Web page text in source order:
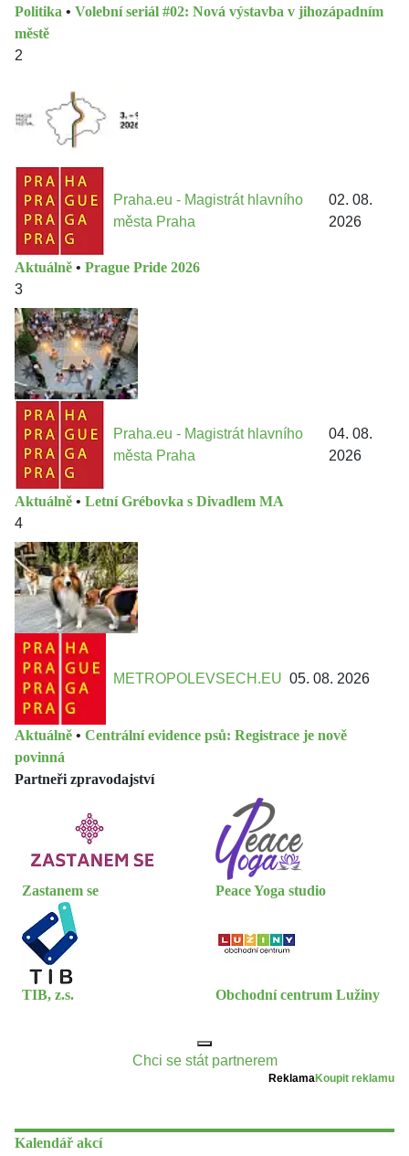
Politika • Volební seriál #02: Nová výstavba v jihozápadním
městě
2
Praha.eu - Magistrát hlavního
města Praha
02. 08.
2026
Aktuálně • Prague Pride 2026
3
Praha.eu - Magistrát hlavního
města Praha
04. 08.
2026
Aktuálně • Letní Grébovka s Divadlem MA
4
METROPOLEVSECH.EU 05. 08. 2026
Aktuálně • Centrální evidence psů: Registrace je nově
povinná
Partneři zpravodajství
Zastanem se Peace Yoga studio
TIB, z.s. Obchodní centrum Lužiny
Chci se stát partnerem
ReklamaKoupit reklamu
Kalendář akcí